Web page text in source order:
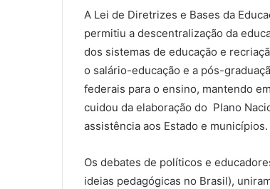
A Lei de Diretrizes e Bases da
permitiu a descentralização da
dos sistemas de educação e
o salário-educação e a pós-
federais para o ensino, mantendo
cuidou da elaboração do Plano
assistência aos Estado e municípios.
Os debates de políticos e
ideias pedagógicas no Brasil),